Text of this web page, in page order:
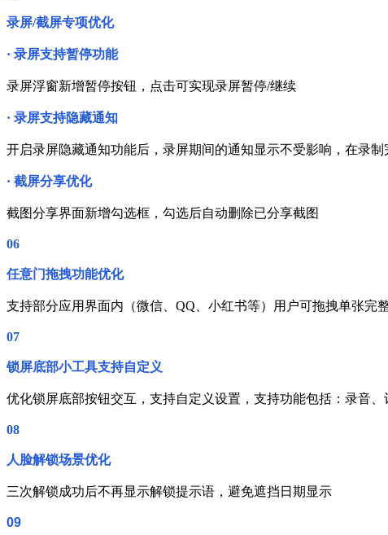
录屏/截屏专项优化
· 录屏支持暂停功能
录屏浮窗新增暂停按钮，点击可实现录屏暂停/继续
· 录屏支持隐藏通知
开启录屏隐藏通知功能后，录屏期间的通知显示不受影响，在录
· 截屏分享优化
截图分享界面新增勾选框，勾选后自动删除已分享截图
06
任意门拖拽功能优化
支持部分应用界面内（微信、QQ、小红书等）用户可拖拽单张完
07
锁屏底部小工具支持自定义
优化锁屏底部按钮交互，支持自定义设置，支持功能包括：录音
08
人脸解锁场景优化
三次解锁成功后不再显示解锁提示语，避免遮挡日期显示
09